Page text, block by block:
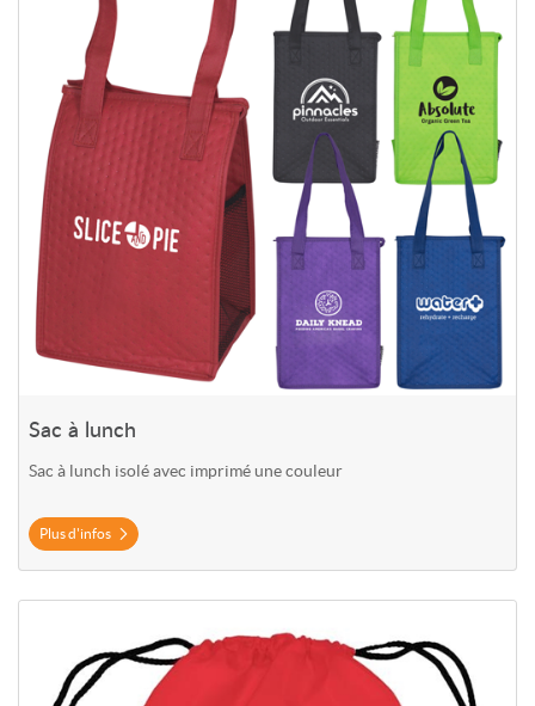
Sac à lunch
Sac à lunch isolé avec imprimé une couleur
Plus d'infos